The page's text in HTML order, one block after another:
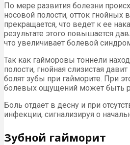
По мере развития болезни
носовой полости, отток гнойных
прекращается, что ведет к ее
результате этого повышается
что увеличивает болевой
Так как гайморовы тоннели
полости, гнойная слизистая
болят зубы при гайморите. При
болевых ощущений может быть
Боль отдает в десну и при
инфекции, сигнализируя о
Зубной гайморит